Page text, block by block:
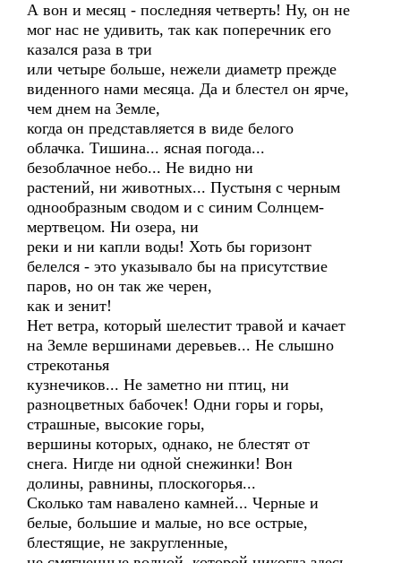
А вон и месяц - последняя четверть! Ну, он не
мог нас не удивить, так как поперечник его
казался раза в три
или четыре больше, нежели диаметр прежде
виденного нами месяца. Да и блестел он ярче,
чем днем на Земле,
когда он представляется в виде белого
облачка. Тишина... ясная погода...
безоблачное небо... Не видно ни
растений, ни животных... Пустыня с черным
однообразным сводом и с синим Солнцем-
мертвецом. Ни озера, ни
реки и ни капли воды! Хоть бы горизонт
белелся - это указывало бы на присутствие
паров, но он так же черен,
как и зенит!
Нет ветра, который шелестит травой и качает
на Земле вершинами деревьев... Не слышно
стрекотанья
кузнечиков... Не заметно ни птиц, ни
разноцветных бабочек! Одни горы и горы,
страшные, высокие горы,
вершины которых, однако, не блестят от
снега. Нигде ни одной снежинки! Вон
долины, равнины, плоскогорья...
Сколько там навалено камней... Черные и
белые, большие и малые, но все острые,
блестящие, не закругленные,